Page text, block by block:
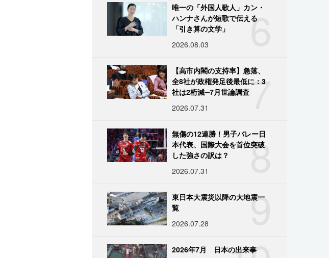
6
唯一の「外国人歌人」カン・
ハンナさんが短歌で伝える
「引き算の文学」
2026.08.03
7
【高市内閣の支持率】急落、
全8社が政権発足後最低に：3
社は2桁減─7月世論調査
2026.07.31
8
無傷の12連勝！男子バレー日
本代表、国際大会を首位突破
した強さの訳は？
2026.07.31
9
東日本大震災以降の大地震一
覧
2026.07.28
2026年7月 日本の出来事